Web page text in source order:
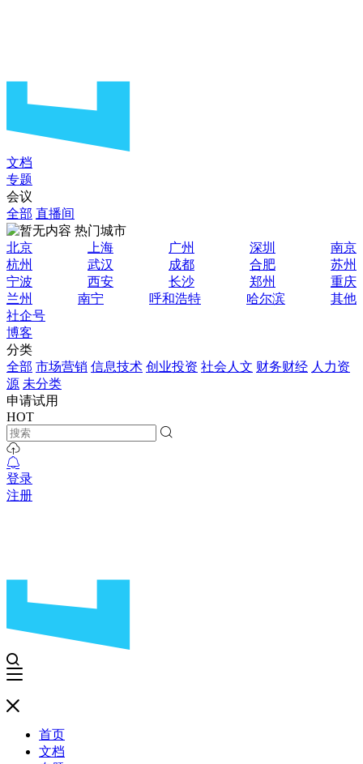
文档
专题
会议
全部 直播间
热门城市
北京
上海 广州 深圳
南京
杭州
武汉 成都 合肥
苏州
宁波
西安 长沙 郑州
重庆
兰州
南宁 呼和浩特 哈尔滨
其他
社企号
博客
分类
全部 市场营销 信息技术 创业投资 社会人文 财务财经 人力资
源 未分类
申请试用
HOT
登录
注册
首页
文档